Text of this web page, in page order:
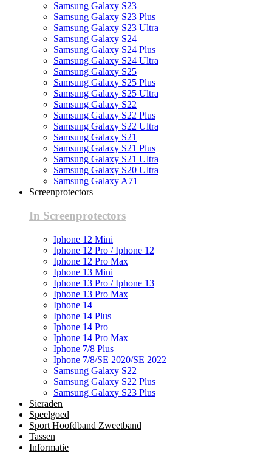
Samsung Galaxy S23
Samsung Galaxy S23 Plus
Samsung Galaxy S23 Ultra
Samsung Galaxy S24
Samsung Galaxy S24 Plus
Samsung Galaxy S24 Ultra
Samsung Galaxy S25
Samsung Galaxy S25 Plus
Samsung Galaxy S25 Ultra
Samsung Galaxy S22
Samsung Galaxy S22 Plus
Samsung Galaxy S22 Ultra
Samsung Galaxy S21
Samsung Galaxy S21 Plus
Samsung Galaxy S21 Ultra
Samsung Galaxy S20 Ultra
Samsung Galaxy A71
Screenprotectors
In Screenprotectors
Iphone 12 Mini
Iphone 12 Pro / Iphone 12
Iphone 12 Pro Max
Iphone 13 Mini
Iphone 13 Pro / Iphone 13
Iphone 13 Pro Max
Iphone 14
Iphone 14 Plus
Iphone 14 Pro
Iphone 14 Pro Max
Iphone 7/8 Plus
Iphone 7/8/SE 2020/SE 2022
Samsung Galaxy S22
Samsung Galaxy S22 Plus
Samsung Galaxy S23 Plus
Sieraden
Speelgoed
Sport Hoofdband Zweetband
Tassen
Informatie